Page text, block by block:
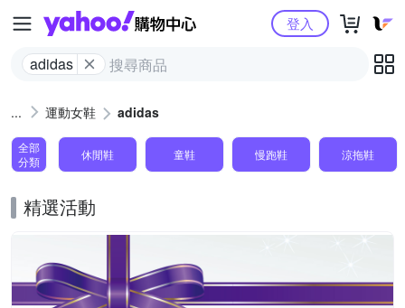
Yahoo購物中心
adidas
登入
運動女鞋 adidas
全部
分類
休閒鞋 童鞋 慢跑鞋 涼拖鞋
精選活動